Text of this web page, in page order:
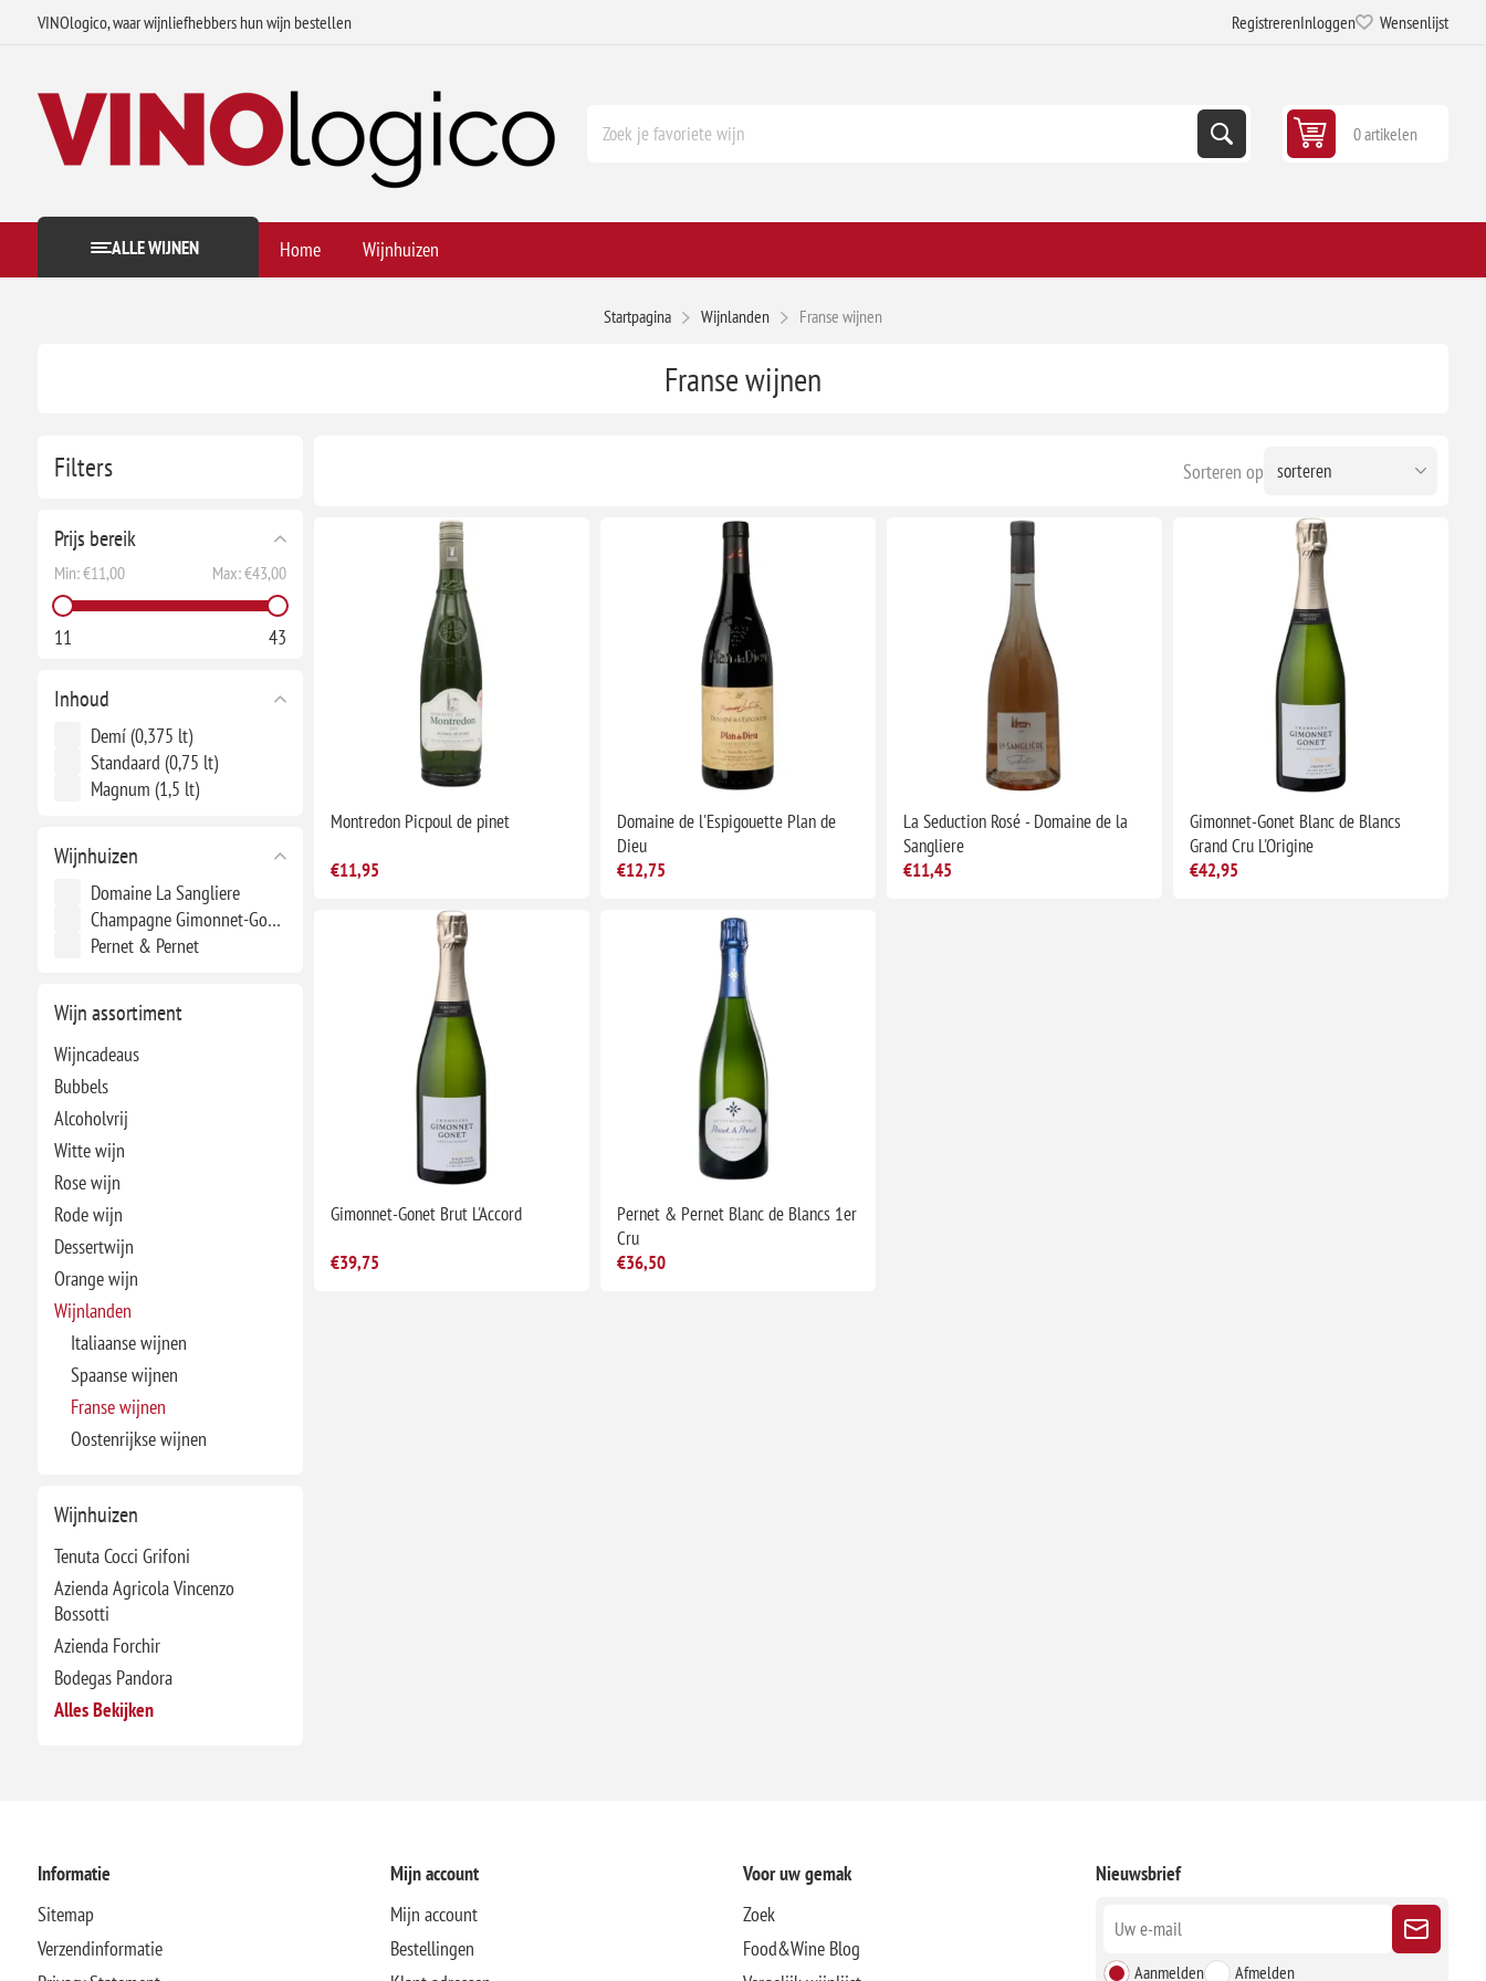
VINOlogico, waar wijnliefhebbers hun wijn bestellen RegistrerenInloggen Wensenlijst
0 artikelen
ALLE WIJNEN Home Wijnhuizen
Startpagina Wijnlanden Franse wijnen
Filters
Prijs bereik
Min:€11,00 Max:€43,00
11 43
Inhoud
Demí (0,375 lt)
Standaard (0,75 lt)
Magnum (1,5 lt)
Wijnhuizen
Domaine La Sangliere
Champagne Gimonnet-Gonet
Pernet & Pernet
Wijn assortiment
Wijncadeaus
Bubbels
Alcoholvrij
Witte wijn
Rose wijn
Rode wijn
Dessertwijn
Orange wijn
Wijnlanden
Italiaanse wijnen
Spaanse wijnen
Franse wijnen
Oostenrijkse wijnen
Wijnhuizen
Tenuta Cocci Grifoni
Azienda Agricola Vincenzo
Bossotti
Azienda Forchir
Bodegas Pandora
Alles Bekijken
Franse wijnen
Sorteren op
Montredon Picpoul de pinet
€11,95
Domaine de l'Espigouette Plan de
Dieu
€12,75
La Seduction Rosé - Domaine de la
Sangliere
€11,45
Gimonnet-Gonet Blanc de Blancs
Grand Cru L'Origine
€42,95
Gimonnet-Gonet Brut L'Accord
€39,75
Pernet & Pernet Blanc de Blancs 1er
Cru
€36,50
Informatie
Sitemap
Verzendinformatie
Mijn account
Mijn account
Bestellingen
Voor uw gemak
Zoek
Food&Wine Blog
Nieuwsbrief
Aanmelden Afmelden